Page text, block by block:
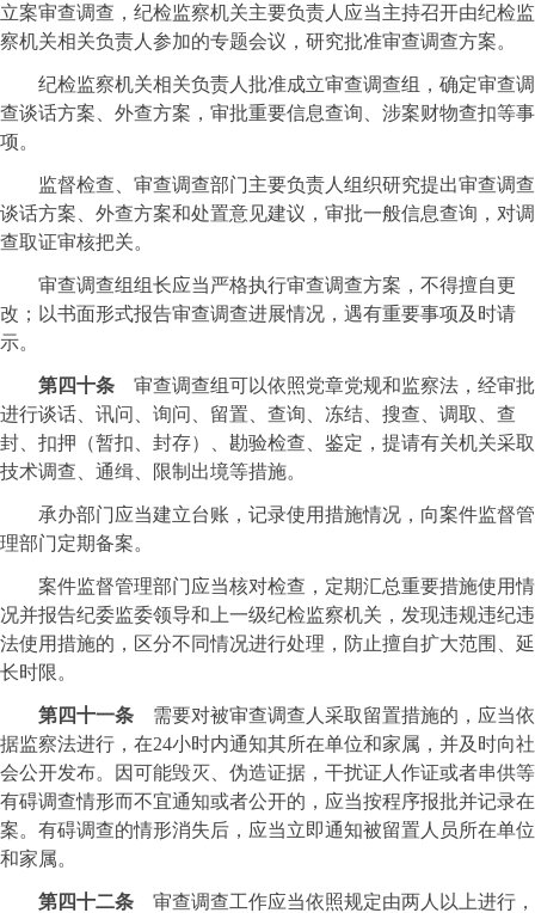
立案审查调查，纪检监察机关主要负责人应当主持召开由纪检监
察机关相关负责人参加的专题会议，研究批准审查调查方案。
纪检监察机关相关负责人批准成立审查调查组，确定审查调
查谈话方案、外查方案，审批重要信息查询、涉案财物查扣等事
项。
监督检查、审查调查部门主要负责人组织研究提出审查调查
谈话方案、外查方案和处置意见建议，审批一般信息查询，对调
查取证审核把关。
审查调查组组长应当严格执行审查调查方案，不得擅自更
改；以书面形式报告审查调查进展情况，遇有重要事项及时请
示。
第四十条 审查调查组可以依照党章党规和监察法，经审批
进行谈话、讯问、询问、留置、查询、冻结、搜查、调取、查
封、扣押（暂扣、封存）、勘验检查、鉴定，提请有关机关采取
技术调查、通缉、限制出境等措施。
承办部门应当建立台账，记录使用措施情况，向案件监督管
理部门定期备案。
案件监督管理部门应当核对检查，定期汇总重要措施使用情
况并报告纪委监委领导和上一级纪检监察机关，发现违规违纪违
法使用措施的，区分不同情况进行处理，防止擅自扩大范围、延
长时限。
第四十一条 需要对被审查调查人采取留置措施的，应当依
据监察法进行，在24小时内通知其所在单位和家属，并及时向社
会公开发布。因可能毁灭、伪造证据，干扰证人作证或者串供等
有碍调查情形而不宜通知或者公开的，应当按程序报批并记录在
案。有碍调查的情形消失后，应当立即通知被留置人员所在单位
和家属。
第四十二条 审查调查工作应当依照规定由两人以上进行，